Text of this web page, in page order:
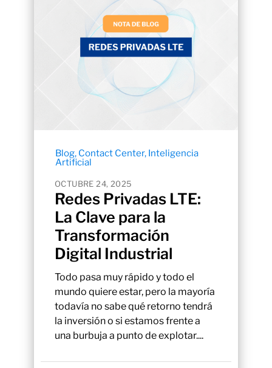
Blog, Contact Center, Inteligencia
Artificial
OCTUBRE 24, 2025
Redes Privadas LTE:
La Clave para la
Transformación
Digital Industrial
Todo pasa muy rápido y todo el
mundo quiere estar, pero la mayoría
todavía no sabe qué retorno tendrá
la inversión o si estamos frente a
una burbuja a punto de explotar....